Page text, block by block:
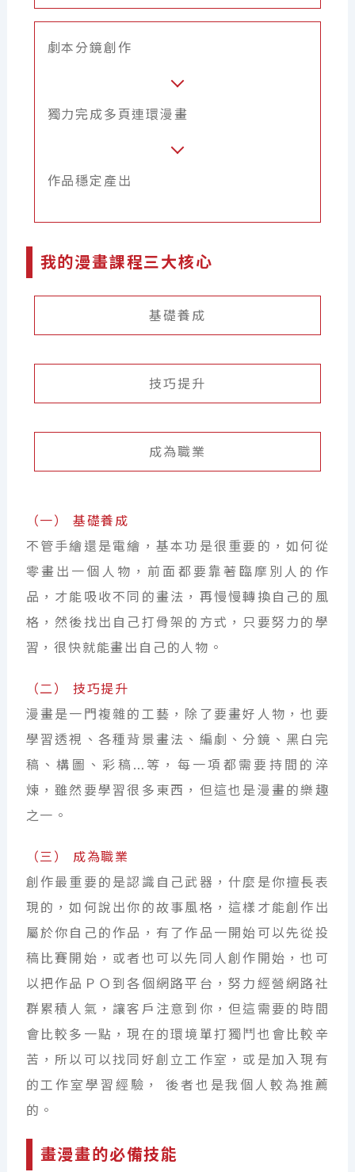
劇本分鏡創作
獨力完成多頁連環漫畫
作品穩定產出
我的漫畫課程三大核心
基礎養成
技巧提升
成為職業
（一） 基礎養成
不管手繪還是電繪，基本功是很重要的，如何從
零畫出一個人物，前面都要靠著臨摩別人的作
品，才能吸收不同的畫法，再慢慢轉換自己的風
格，然後找出自己打骨架的方式，只要努力的學
習，很快就能畫出自己的人物。
（二） 技巧提升
漫畫是一門複雜的工藝，除了要畫好人物，也要
學習透視、各種背景畫法、編劇、分鏡、黑白完
稿、構圖、彩稿…等，每一項都需要持間的淬
煉，雖然要學習很多東西，但這也是漫畫的樂趣
之一。
（三） 成為職業
創作最重要的是認識自己武器，什麼是你擅長表
現的，如何說出你的故事風格，這樣才能創作出
屬於你自己的作品，有了作品一開始可以先從投
稿比賽開始，或者也可以先同人創作開始，也可
以把作品ＰＯ到各個網路平台，努力經營網路社
群累積人氣，讓客戶注意到你，但這需要的時間
會比較多一點，現在的環境單打獨鬥也會比較辛
苦，所以可以找同好創立工作室，或是加入現有
的工作室學習經驗， 後者也是我個人較為推薦
的。
畫漫畫的必備技能